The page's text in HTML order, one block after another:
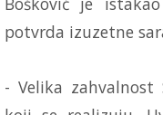
potvrda izuzetne
- Velika